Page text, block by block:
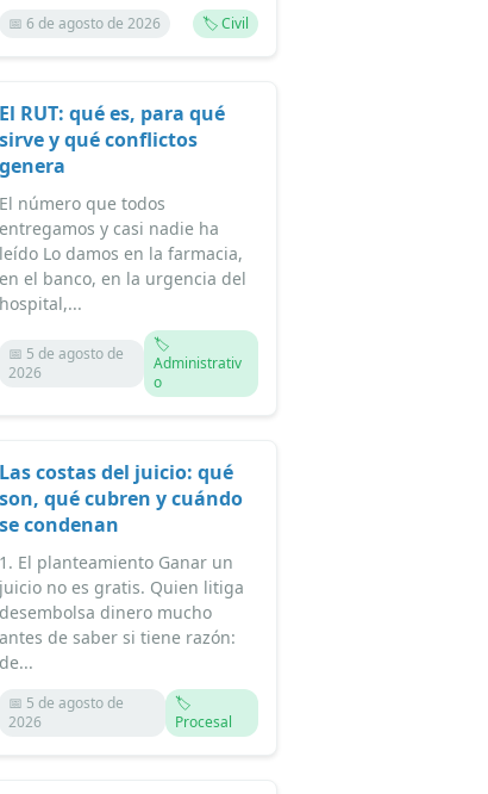
📅 6 de agosto de 2026 🏷️ Civil
El RUT: qué es, para qué
sirve y qué conflictos
genera
El número que todos
entregamos y casi nadie ha
leído Lo damos en la farmacia,
en el banco, en la urgencia del
hospital,...
📅 5 de agosto de
2026
🏷️
Administrativ
o
Las costas del juicio: qué
son, qué cubren y cuándo
se condenan
1. El planteamiento Ganar un
juicio no es gratis. Quien litiga
desembolsa dinero mucho
antes de saber si tiene razón:
de...
📅 5 de agosto de
2026
🏷️
Procesal